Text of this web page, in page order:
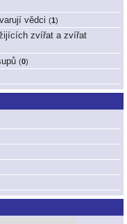
vědci (1 )
zvířat a zvířat
(0)